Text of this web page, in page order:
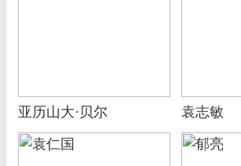
亚历山大·贝尔 袁志敏